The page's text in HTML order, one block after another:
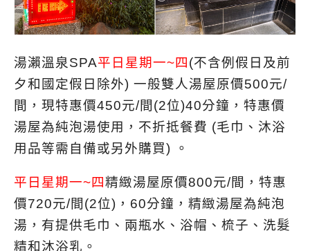
湯瀨溫泉SPA平日星期一~四(不含例假日及前
夕和國定假日除外) 一般雙人湯屋原價500元/
間，現特惠價450元/間(2位)40分鐘，特惠價
湯屋為純泡湯使用，不折抵餐費 (毛巾、沐浴
用品等需自備或另外購買) 。
平日星期一~四精緻湯屋原價800元/間，特惠
價720元/間(2位)，60分鐘，精緻湯屋為純泡
湯，有提供毛巾、兩瓶水、浴帽、梳子、洗髮
精和沐浴乳。